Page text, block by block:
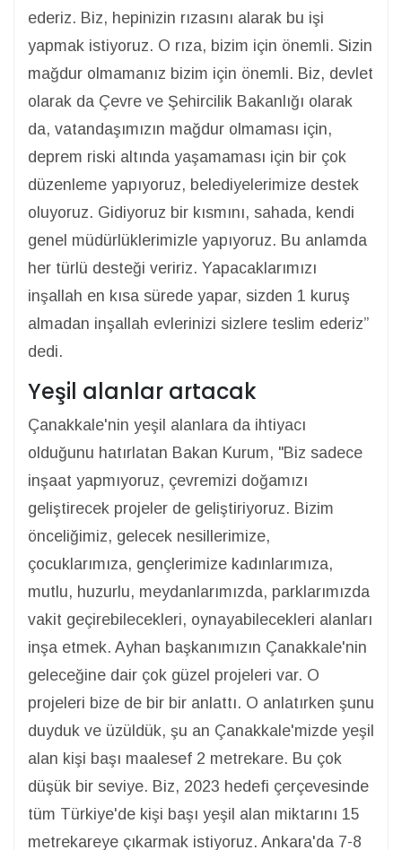
ederiz. Biz, hepinizin rızasını alarak bu işi
yapmak istiyoruz. O rıza, bizim için önemli. Sizin
mağdur olmamanız bizim için önemli. Biz, devlet
olarak da Çevre ve Şehircilik Bakanlığı olarak
da, vatandaşımızın mağdur olmaması için,
deprem riski altında yaşamaması için bir çok
düzenleme yapıyoruz, belediyelerimize destek
oluyoruz. Gidiyoruz bir kısmını, sahada, kendi
genel müdürlüklerimizle yapıyoruz. Bu anlamda
her türlü desteği veririz. Yapacaklarımızı
inşallah en kısa sürede yapar, sizden 1 kuruş
almadan inşallah evlerinizi sizlere teslim ederiz”
dedi.
Yeşil alanlar artacak
Çanakkale'nin yeşil alanlara da ihtiyacı
olduğunu hatırlatan Bakan Kurum, "Biz sadece
inşaat yapmıyoruz, çevremizi doğamızı
geliştirecek projeler de geliştiriyoruz. Bizim
önceliğimiz, gelecek nesillerimize,
çocuklarımıza, gençlerimize kadınlarımıza,
mutlu, huzurlu, meydanlarımızda, parklarımızda
vakit geçirebilecekleri, oynayabilecekleri alanları
inşa etmek. Ayhan başkanımızın Çanakkale'nin
geleceğine dair çok güzel projeleri var. O
projeleri bize de bir bir anlattı. O anlatırken şunu
duyduk ve üzüldük, şu an Çanakkale'mizde yeşil
alan kişi başı maalesef 2 metrekare. Bu çok
düşük bir seviye. Biz, 2023 hedefi çerçevesinde
tüm Türkiye'de kişi başı yeşil alan miktarını 15
metrekareye çıkarmak istiyoruz. Ankara'da 7-8